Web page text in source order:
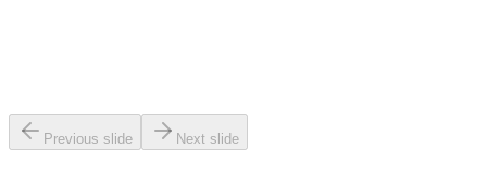
Previous slide Next slide